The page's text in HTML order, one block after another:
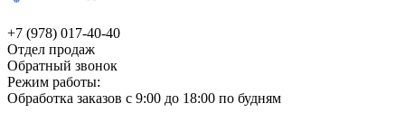
+7 (978) 017-40-40
Отдел продаж
Обратный звонок
Режим работы:
Обработка заказов с 9:00 до 18:00 по будням